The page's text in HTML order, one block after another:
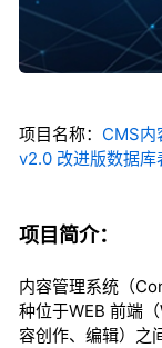
项目名称： CMS内
v2.0 改进版数据库
项目简介：
内容管理系统（
种位于WEB 前端
容创作、编辑）之